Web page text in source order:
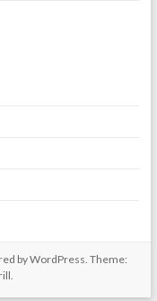
byWordPress . Theme: